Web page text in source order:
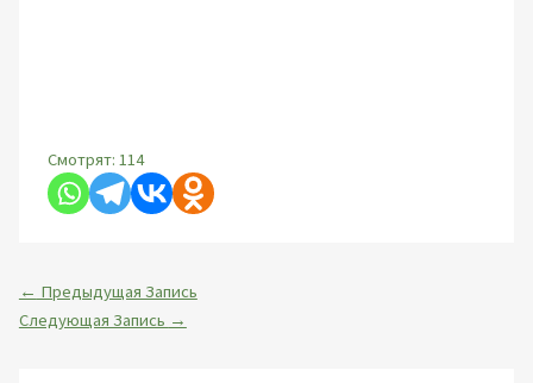
Смотрят: 114
← Предыдущая Запись
Следующая Запись →